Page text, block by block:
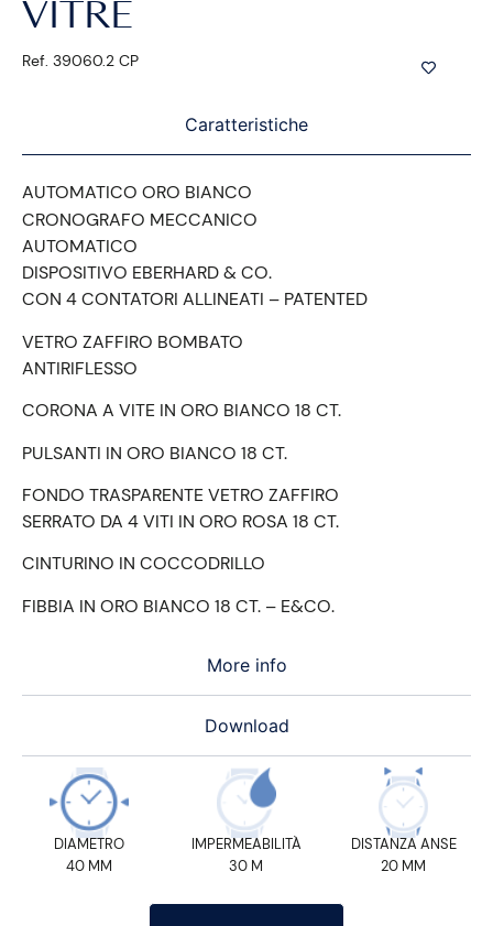
VITRÉ
Ref. 39060.2 CP
Caratteristiche
More info
Download
AUTOMATICO ORO BIANCO
CRONOGRAFO MECCANICO
AUTOMATICO
DISPOSITIVO EBERHARD & CO.
CON 4 CONTATORI ALLINEATI – PATENTED
VETRO ZAFFIRO BOMBATO
ANTIRIFLESSO
CORONA A VITE IN ORO BIANCO 18 CT.
PULSANTI IN ORO BIANCO 18 CT.
FONDO TRASPARENTE VETRO ZAFFIRO
SERRATO DA 4 VITI IN ORO ROSA 18 CT.
CINTURINO IN COCCODRILLO
FIBBIA IN ORO BIANCO 18 CT. – E&CO.
DIAMETRO
40 MM
IMPERMEABILITÀ
30 M
DISTANZA ANSE
20 MM